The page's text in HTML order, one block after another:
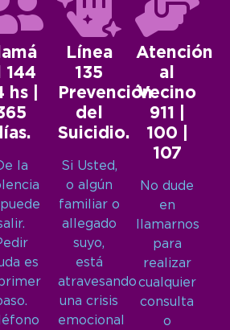
144
hs |
la
es
Línea
135
Prevención
del
Suicidio.
Si Usted,
o algún
familiar o
allegado
suyo,
está
atravesando
una crisis
emocional
Atención
al
Vecino
911 |
100 |
107
No dude
en
llamarnos
para
realizar
cualquier
consulta
o